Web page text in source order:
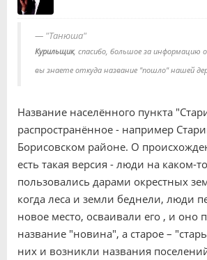
"Танюша"
Курильщик, спасибо, большое за информацию
вы знаете откуда название "пошло" нашей
Название населённого пункта
распространённое - например
Борисовском районе. О
есть такая версия - люди на каком-
пользовались дарами окрестных
когда леса и земли беднели, люди
новое место, осваивали его , и оно
название "новина", а старое –
них и возникли названия